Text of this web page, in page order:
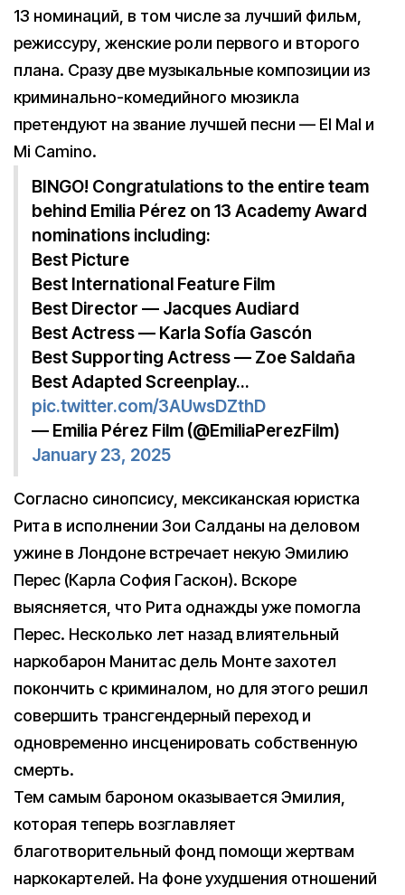
13 номинаций, в том числе за лучший фильм,
режиссуру, женские роли первого и второго
плана. Сразу две музыкальные композиции из
криминально-комедийного мюзикла
претендуют на звание лучшей песни — El Mal и
Mi Camino.
BINGO! Congratulations to the entire team
behind Emilia Pérez on 13 Academy Award
nominations including:
Best Picture
Best International Feature Film
Best Director — Jacques Audiard
Best Actress — Karla Sofía Gascón
Best Supporting Actress — Zoe Saldaña
Best Adapted Screenplay…
pic.twitter.com/3AUwsDZthD
— Emilia Pérez Film (@EmiliaPerezFilm)
January 23, 2025
Согласно синопсису, мексиканская юристка
Рита в исполнении Зои Салданы на деловом
ужине в Лондоне встречает некую Эмилию
Перес (Карла София Гаскон). Вскоре
выясняется, что Рита однажды уже помогла
Перес. Несколько лет назад влиятельный
наркобарон Манитас дель Монте захотел
покончить с криминалом, но для этого решил
совершить трансгендерный переход и
одновременно инсценировать собственную
смерть.
Тем самым бароном оказывается Эмилия,
которая теперь возглавляет
благотворительный фонд помощи жертвам
наркокартелей. На фоне ухудшения отношений